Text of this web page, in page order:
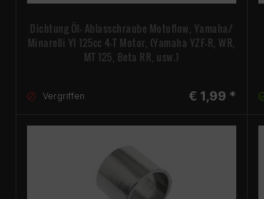
Dichtung Öl- Ablasschraube Motoflow, Yamaha/
Minarelli YI 125cc 4-T Motor, (Yamaha YZF-R, WR,
MT 125, Beta RR, usw.)
Vergriffen € 1,99 *